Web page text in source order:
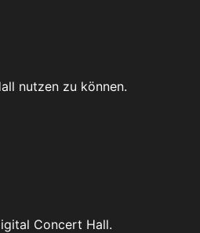
nutzen zu können.
Concert Hall.